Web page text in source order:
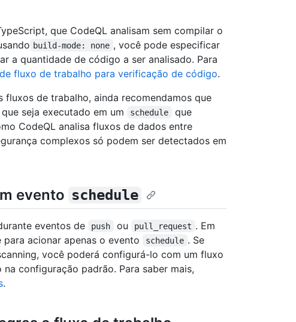
que CodeQL analisam sem compilar o
build-mode: none , você pode especificar
a quantidade de código a ser analisado. Para
fluxo de trabalho para verificação de código.
fluxos de trabalho, ainda recomendamos que
seja executado em um
schedule
que
CodeQL analisa fluxos de dados entre
complexos só podem ser detectados em
evento schedule
eventos de push ou pull_request . Em
acionar apenas o evento
schedule . Se
você poderá configurá-lo com um fluxo
configuração padrão. Para saber mais,
.